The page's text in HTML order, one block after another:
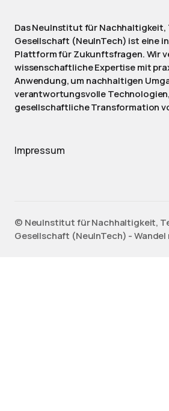
Das NeuInstitut für Nachhaltigkeit,
Gesellschaft (NeuInTech) ist eine
Plattform für Zukunftsfragen. Wir
wissenschaftliche Expertise mit
Anwendung, um nachhaltigen
verantwortungsvolle
gesellschaftliche Transformation
Impressum
©️ NeuInstitut für Nachhaltigkeit,
Gesellschaft (NeuInTech) - Wandel